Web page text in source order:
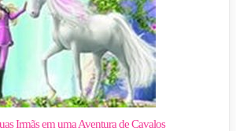
Irmãs em uma Aventura de Cavalos